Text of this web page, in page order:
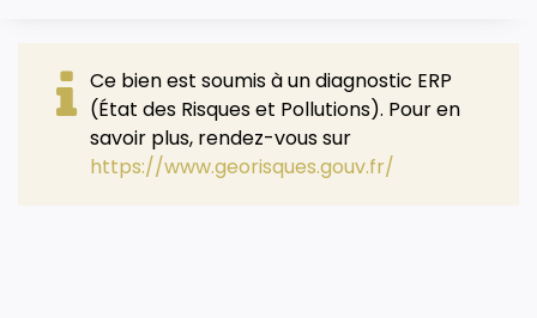
Ce bien est soumis à un diagnostic ERP
(État des Risques et Pollutions). Pour en
savoir plus, rendez-vous sur
https://www.georisques.gouv.fr/